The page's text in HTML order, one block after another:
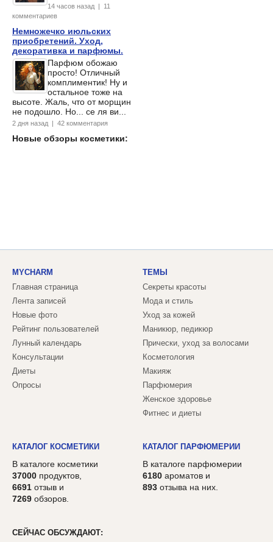
14 часов назад | 11
комментариев
Немножечко июльских
приобретений. Уход,
декоративка и парфюмы.
Парфюм обожаю
просто! Отличный
комплиментик! Ну и
остальное тоже на
высоте. Жаль, что от морщин
не подошло. Но... се ля ви...
2 дня назад | 42 комментария
Новые обзоры косметики:
MYCHARM
Главная страница
Лента записей
Новые фото
Рейтинг пользователей
Лунный календарь
Консультации
Диеты
Опросы
ТЕМЫ
Секреты красоты
Мода и стиль
Уход за кожей
Маникюр, педикюр
Прически, уход за волосами
Косметология
Макияж
Парфюмерия
Женское здоровье
Фитнес и диеты
КАТАЛОГ КОСМЕТИКИ
В каталоге косметики
37000 продуктов,
6691 отзыв и
7269 обзоров.
КАТАЛОГ ПАРФЮМЕРИИ
В каталоге парфюмерии
6180 ароматов и
893 отзыва на них.
СЕЙЧАС ОБСУЖДАЮТ: